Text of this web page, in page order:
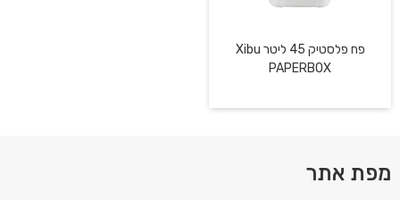
פח פלסטיק 45 ליטר Xibu
PAPERBOX
מפת אתר